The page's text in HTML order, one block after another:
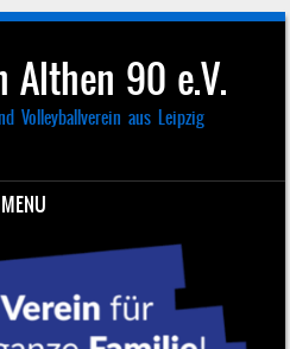
Althen 90 e.V.
Volleyballverein aus Leipzig
MENU